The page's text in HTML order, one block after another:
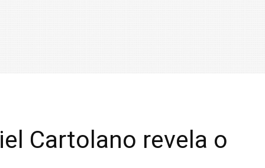
Cartolano revela o